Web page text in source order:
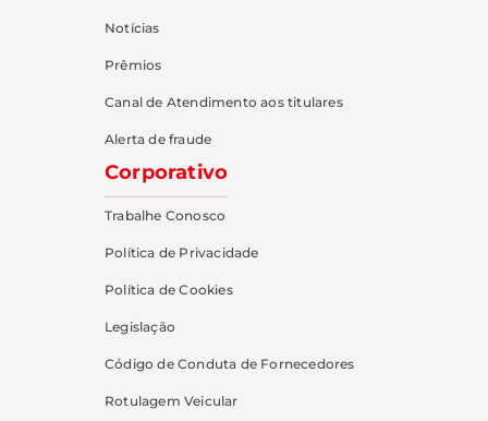
Notícias
Prêmios
Canal de Atendimento aos titulares
Alerta de fraude
Corporativo
Trabalhe Conosco
Política de Privacidade
Política de Cookies
Legislação
Código de Conduta de Fornecedores
Rotulagem Veicular